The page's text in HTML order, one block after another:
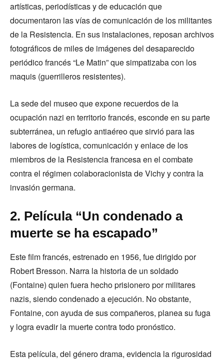
artísticas, periodísticas y de educación que
documentaron las vías de comunicación de los militantes
de la Resistencia. En sus instalaciones, reposan archivos
fotográficos de miles de imágenes del desaparecido
periódico francés “Le Matin” que simpatizaba con los
maquis (guerrilleros resistentes).
La sede del museo que expone recuerdos de la
ocupación nazi en territorio francés, esconde en su parte
subterránea, un refugio antiaéreo que sirvió para las
labores de logística, comunicación y enlace de los
miembros de la Resistencia francesa en el combate
contra el régimen colaboracionista de Vichy y contra la
invasión germana.
2. Película “Un condenado a
muerte se ha escapado”
Este film francés, estrenado en 1956, fue dirigido por
Robert Bresson. Narra la historia de un soldado
(Fontaine) quien fuera hecho prisionero por militares
nazis, siendo condenado a ejecución. No obstante,
Fontaine, con ayuda de sus compañeros, planea su fuga
y logra evadir la muerte contra todo pronóstico.
Esta película, del género drama, evidencia la rigurosidad